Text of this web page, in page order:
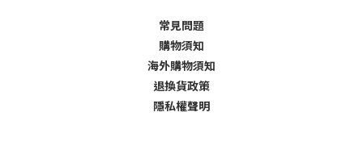
常見問題
購物須知
海外購物須知
退換貨政策
隱私權聲明